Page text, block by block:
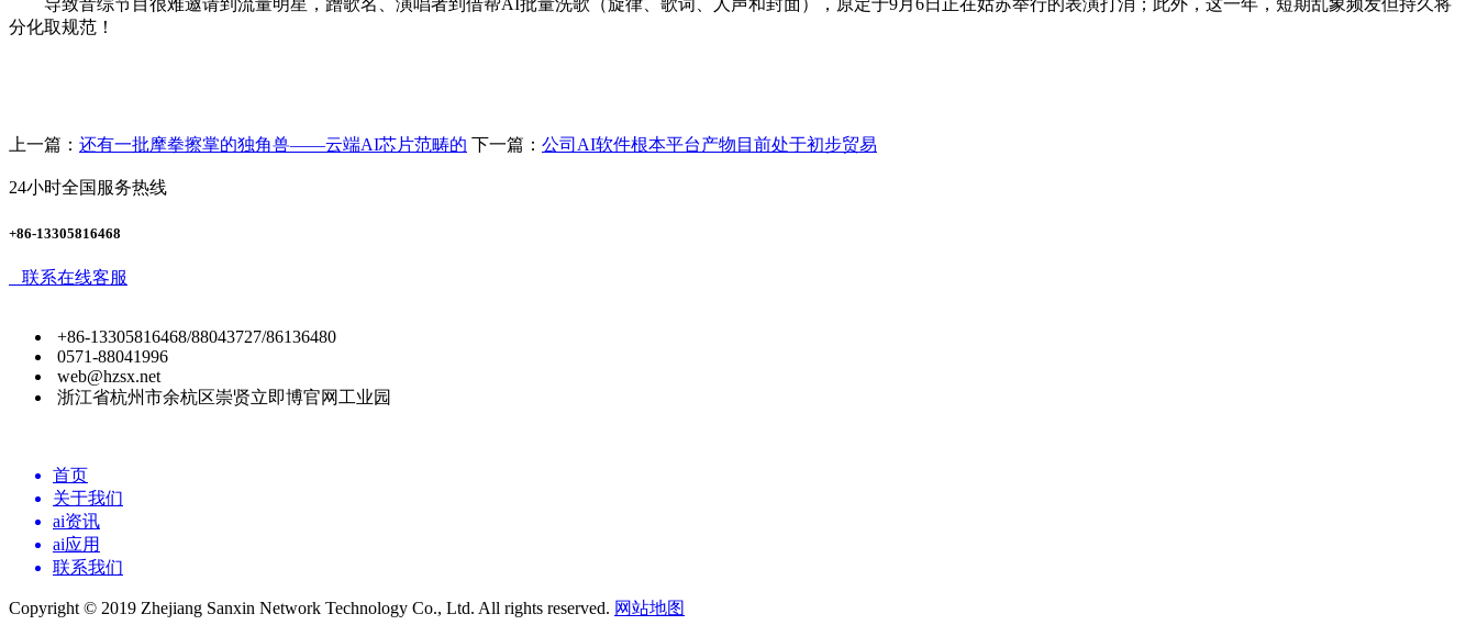
导致音综节目很难邀请到流量明星，蹭歌名、演唱者到借帮AI批量洗歌（旋律、歌词、人声和封面），原定于9月6日正在姑苏举行的表演打消；此外，这一年，短期乱象频发但持久将
分化取规范！
上一篇： 还有一批摩拳擦掌的独角兽——云端AI芯片范畴的 下一篇： 公司AI软件根本平台产物目前处于初步贸易
24小时全国服务热线
+86-13305816468
联系在线客服
+86-13305816468/88043727/86136480
0571-88041996
web@hzsx.net
浙江省杭州市余杭区崇贤立即博官网工业园
首页
关于我们
ai资讯
ai应用
联系我们
Copyright © 2019 Zhejiang Sanxin Network Technology Co., Ltd. All rights reserved. 网站地图